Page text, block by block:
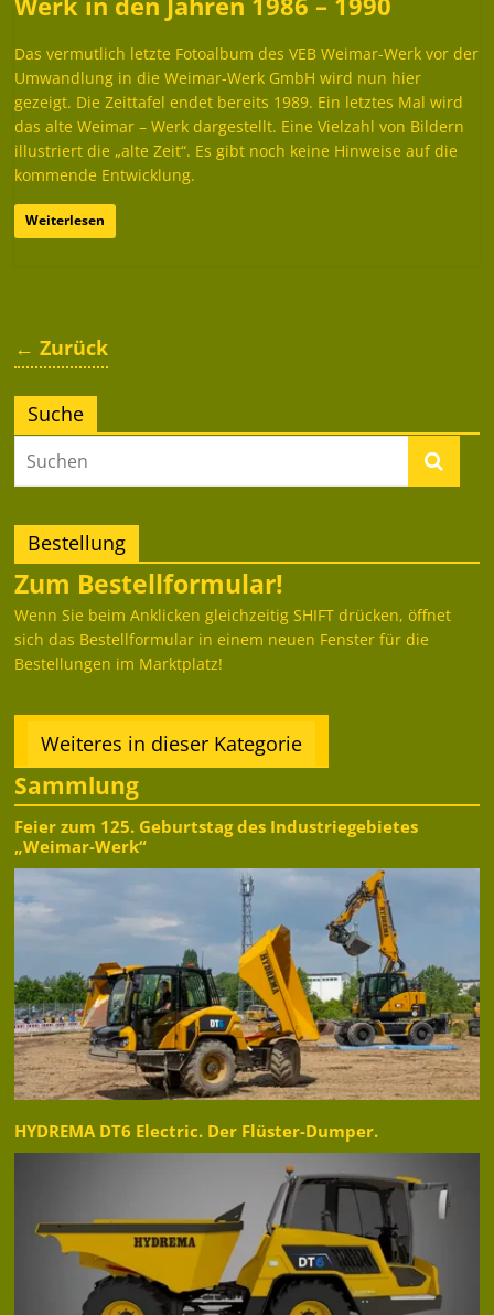
Das vermutlich letzte Fotoalbum des VEB Weimar-Werk vor der
Umwandlung in die Weimar-Werk GmbH wird nun hier
gezeigt. Die Zeittafel endet bereits 1989. Ein letztes Mal wird
das alte Weimar – Werk dargestellt. Eine Vielzahl von Bildern
illustriert die „alte Zeit“. Es gibt noch keine Hinweise auf die
kommende Entwicklung.
Weiterlesen
← Zurück
Suche
Bestellung
Zum Bestellformular!
Wenn Sie beim Anklicken gleichzeitig SHIFT drücken, öffnet
sich das Bestellformular in einem neuen Fenster für die
Bestellungen im Marktplatz!
Weiteres in dieser Kategorie
Sammlung
Feier zum 125. Geburtstag des Industriegebietes
„Weimar-Werk“
HYDREMA DT6 Electric. Der Flüster-Dumper.